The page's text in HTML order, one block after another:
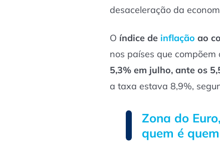
desaceleração da
O índice de inflação ao
nos países que compõem
5,3% em julho, ante os
a taxa estava 8,9%,
Zona do
quem é